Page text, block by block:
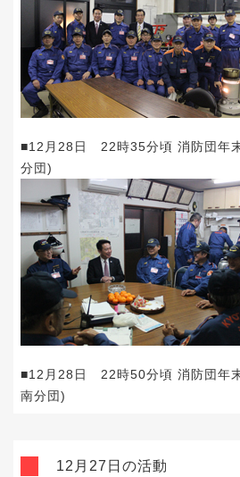
■12月28日 22時35分頃 消防団年
分団)
■12月28日 22時50分頃 消防団年
南分団)
12月27日の活動